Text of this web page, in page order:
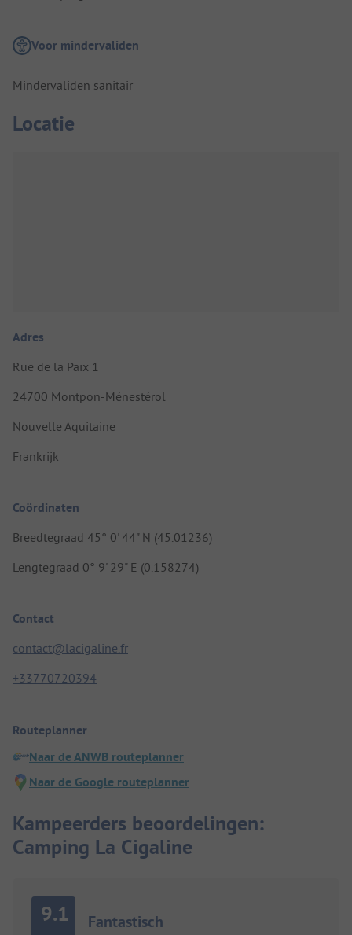
Voor mindervaliden
Mindervaliden sanitair
Locatie
Adres
Rue de la Paix 1
24700 Montpon-Ménestérol
Nouvelle Aquitaine
Frankrijk
Coördinaten
Breedtegraad 45° 0' 44" N (45.01236)
Lengtegraad 0° 9' 29" E (0.158274)
Contact
contact@lacigaline.fr
+33770720394
Routeplanner
Naar de ANWB routeplanner
Naar de Google routeplanner
Kampeerders beoordelingen:
Camping La Cigaline
9.1 Fantastisch